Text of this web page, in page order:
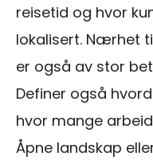
reisetid og hvor
lokalisert. Nærhet
er også av stor
Definer også
hvor mange
Åpne landskap